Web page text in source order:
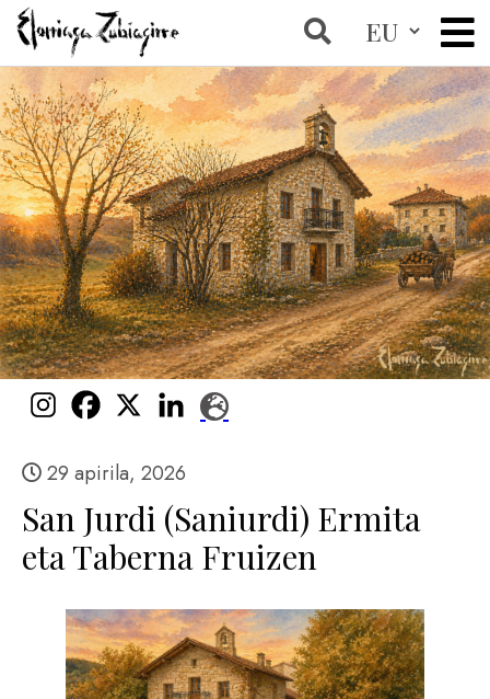
29 apirila, 2026
San Jurdi (Saniurdi) Ermita
eta Taberna Fruizen